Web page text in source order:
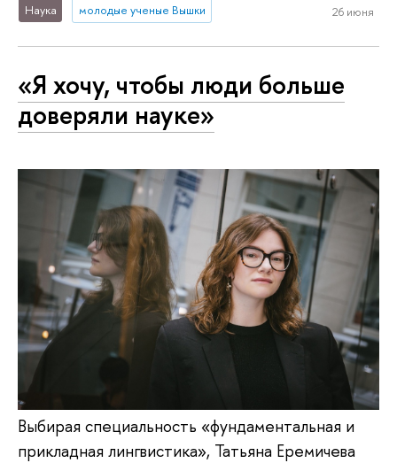
Наука молодые ученые Вышки 26 июня
«Я хочу, чтобы люди больше
доверяли науке»
Выбирая специальность «фундаментальная и
прикладная лингвистика», Татьяна Еремичева